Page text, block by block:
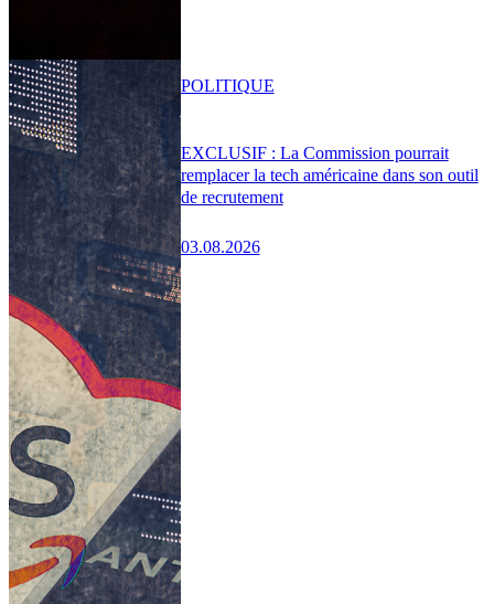
EXCLUSIF : La Commission pourrait
remplacer la tech américaine dans son outil
de recrutement
03.08.2026
POLITIQUE